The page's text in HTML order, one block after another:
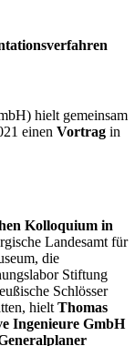
hielt gemeinsam
einen Vortrag in
Kolloquium in
Landesamt für
die
Stiftung
Schlösser
hielt Thomas
Ingenieure GmbH